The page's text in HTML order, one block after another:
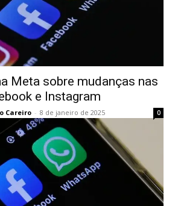
Meta sobre mudanças nas
e Instagram
Careiro - 8 de janeiro de 2025 0